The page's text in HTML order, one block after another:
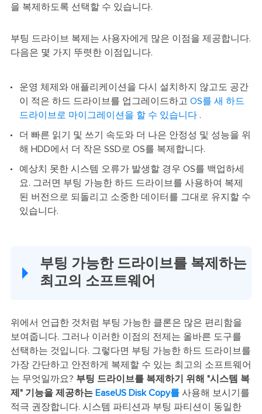
을 복제하도록 선택할 수 있습니다.
부팅 드라이브 복제는 사용자에게 많은 이점을 제공합니다.
다음은 몇 가지 뚜렷한 이점입니다.
운영 체제와 애플리케이션을 다시 설치하지 않고도 공간
이 적은 하드 드라이브를 업그레이드하고 OS를 새 하드
드라이브로 마이그레이션을 할 수 있습니다.
더 빠른 읽기 및 쓰기 속도와 더 나은 안정성 및 성능을 위
해 HDD에서 더 작은 SSD로 OS를 복제합니다.
예상치 못한 시스템 오류가 발생할 경우 OS를 백업하세
요. 그러면 부팅 가능한 하드 드라이브를 사용하여 복제
된 버전으로 되돌리고 소중한 데이터를 그대로 유지할 수
있습니다.
부팅 가능한 드라이브를 복제하는
최고의 소프트웨어
위에서 언급한 것처럼 부팅 가능한 클론은 많은 편리함을
보여줍니다. 그러나 이러한 이점의 전제는 올바른 도구를
선택하는 것입니다. 그렇다면 부팅 가능한 하드 드라이브를
가장 간단하고 안전하게 복제할 수 있는 최고의 소프트웨어
는 무엇일까요? 부팅 드라이브를 복제하기 위해 "시스템 복
제" 기능을 제공하는 EaseUS Disk Copy를 사용해 보시기를
적극 권장합니다. 시스템 파티션과 부팅 파티션이 동일한